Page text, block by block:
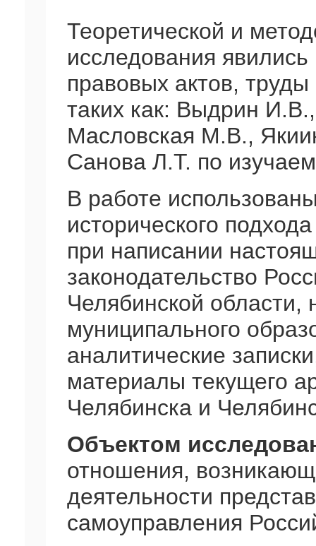
Теоретической и
исследования
правовых актов,
таких как: Выдрин
Масловская М.В.,
Санова Л.Т. по
В работе
исторического
при написании
законодательство
Челябинской
муниципального
аналитические
материалы текущего
Челябинска и
Объектом
отношения,
деятельности
самоуправления